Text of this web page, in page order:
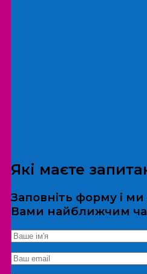
*Дані не
Екскурсія/локація
Які маєте
Заповніть форму і
Вами найближчим